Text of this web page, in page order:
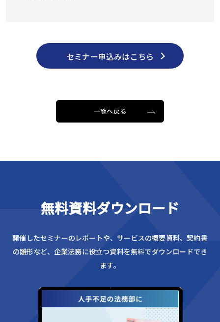
セミナー申込みはこちら
一覧へ戻る
無料資料ダウンロード
開催したセミナーのレポートや、サービスの概要資料、契約書
の雛形など、企業法務に役立つ資料を無料でダウンロードでき
ます。